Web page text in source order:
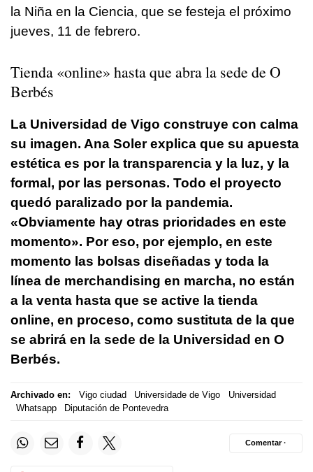
la Niña en la Ciencia, que se festeja el próximo
jueves, 11 de febrero.
Tienda «online» hasta que abra la sede de O
Berbés
La Universidad de Vigo construye con calma
su imagen. Ana Soler explica que su apuesta
estética es por la transparencia y la luz, y la
formal, por las personas. Todo el proyecto
quedó paralizado por la pandemia.
«Obviamente hay otras prioridades en este
momento». Por eso, por ejemplo, en este
momento las bolsas diseñadas y toda la
línea de merchandising en marcha, no están
a la venta hasta que se active la tienda
online, en proceso, como sustituta de la que
se abrirá en la sede de la Universidad en O
Berbés.
Archivado en: Vigo ciudad Universidade de Vigo
Universidad
Whatsapp
Diputación de Pontevedra
Comentar ·